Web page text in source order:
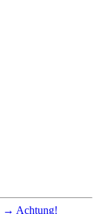
→ Achtung!